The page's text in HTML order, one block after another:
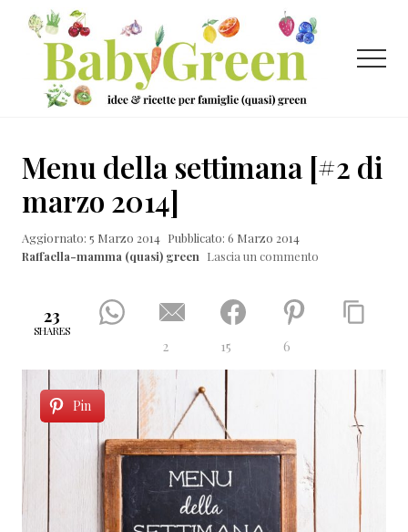
Menu
Passa
contenuto
principale
Passa
laterale
primaria
Passa
ricette
per
famiglie
Menu
Menu della settimana [#2 di
marzo 2014]
Aggiornato: 5 Marzo 2014 Pubblicato: 6 Marzo 2014
Raffaella-mamma (quasi) green Lascia un commento
23
SHARES
2 15 6
Pin